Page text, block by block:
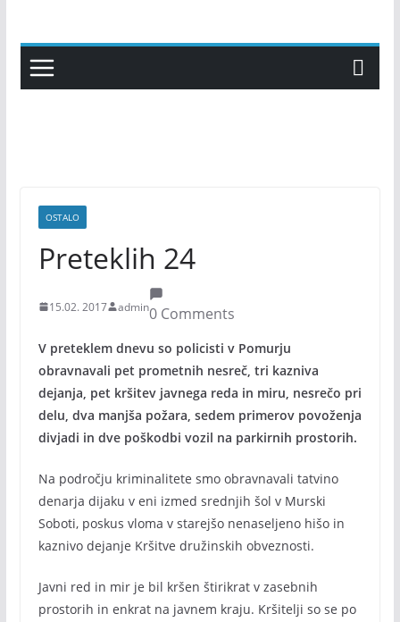
content
OSTALO
Preteklih 24
15.02. 2017 admin0 Comments
V preteklem dnevu so policisti v Pomurju
obravnavali pet prometnih nesreč, tri kazniva
dejanja, pet kršitev javnega reda in miru, nesrečo pri
delu, dva manjša požara, sedem primerov povoženja
divjadi in dve poškodbi vozil na parkirnih prostorih.
Na področju kriminalitete smo obravnavali tatvino
denarja dijaku v eni izmed srednjih šol v Murski
Soboti, poskus vloma v starejšo nenaseljeno hišo in
kaznivo dejanje Kršitve družinskih obveznosti.
Javni red in mir je bil kršen štirikrat v zasebnih
prostorih in enkrat na javnem kraju. Kršitelji so se po